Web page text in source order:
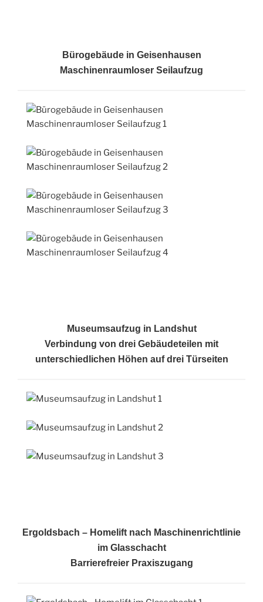
Bürogebäude in Geisenhausen
Maschinenraumloser Seilaufzug
Museumsaufzug in Landshut
Verbindung von drei Gebäudeteilen mit
unterschiedlichen Höhen auf drei Türseiten
Ergoldsbach – Homelift nach Maschinenrichtlinie
im Glasschacht
Barrierefreier Praxiszugang